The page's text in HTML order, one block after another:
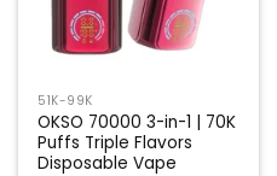
51K-99K
OKSO 70000 3-in-1 | 70K
Puffs Triple Flavors
Disposable Vape